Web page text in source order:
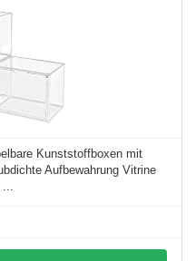
Kunststoffboxen mit
Aufbewahrung Vitrine